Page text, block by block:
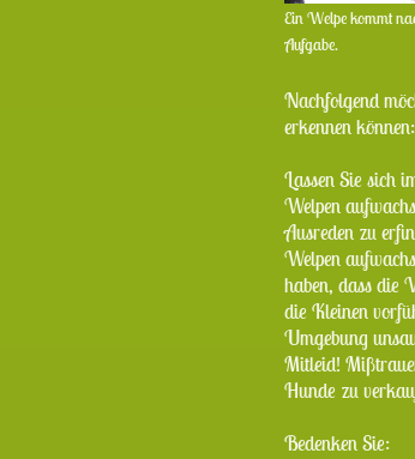
Ein Welpe kommt
Aufgabe.
Nachfolgend
erkennen können:
Lassen Sie sich
Welpen
Ausreden zu
Welpen
haben, dass die
die Kleinen
Umgebung
Mitleid!
Hunde zu
Bedenken Sie: